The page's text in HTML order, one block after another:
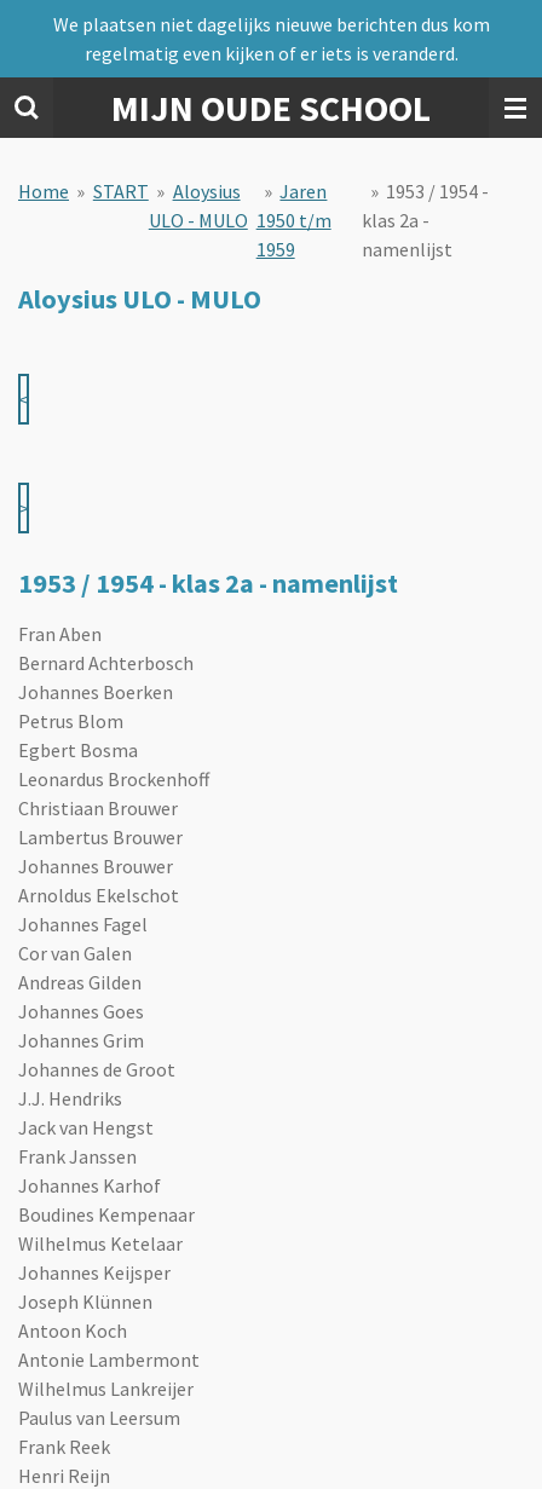
naar
de
hoofdinhoud
MIJN OUDE SCHOOL
We plaatsen niet dagelijks nieuwe berichten dus kom
regelmatig even kijken of er iets is veranderd.
Home » START » Aloysius
ULO - MULO
» Jaren
1950 t/m
1959
» 1953 / 1954 -
klas 2a -
namenlijst
Aloysius ULO - MULO
<
>
1953 / 1954 - klas 2a - namenlijst
Fran Aben
Bernard Achterbosch
Johannes Boerken
Petrus Blom
Egbert Bosma
Leonardus Brockenhoff
Christiaan Brouwer
Lambertus Brouwer
Johannes Brouwer
Arnoldus Ekelschot
Johannes Fagel
Cor van Galen
Andreas Gilden
Johannes Goes
Johannes Grim
Johannes de Groot
J.J. Hendriks
Jack van Hengst
Frank Janssen
Johannes Karhof
Boudines Kempenaar
Wilhelmus Ketelaar
Johannes Keijsper
Joseph Klünnen
Antoon Koch
Antonie Lambermont
Wilhelmus Lankreijer
Paulus van Leersum
Frank Reek
Henri Reijn